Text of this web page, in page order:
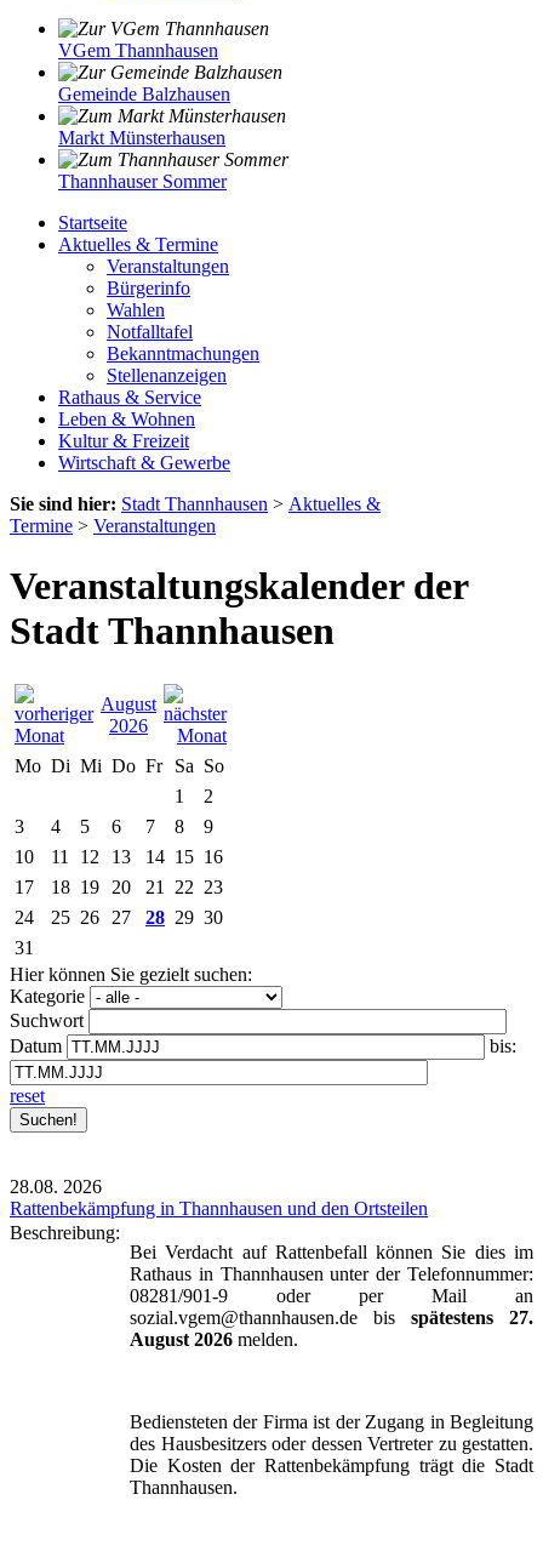
VGem Thannhausen
Gemeinde Balzhausen
Markt Münsterhausen
Thannhauser Sommer
Startseite
Aktuelles & Termine
Veranstaltungen
Bürgerinfo
Wahlen
Notfalltafel
Bekanntmachungen
Stellenanzeigen
Rathaus & Service
Leben & Wohnen
Kultur & Freizeit
Wirtschaft & Gewerbe
Sie sind hier: Stadt Thannhausen > Aktuelles &
Termine > Veranstaltungen
Veranstaltungskalender der
Stadt Thannhausen
August
2026
Mo Di Mi Do Fr Sa So
1
2
3
4 5 6 7 8
9
10
11 12 13 14 15 16
17
18 19 20 21 22 23
24
25 26 27 28 29 30
31
Hier können Sie gezielt suchen:
Kategorie
Suchwort
Datum
bis:
reset
28.08. 2026
Rattenbekämpfung in Thannhausen und den Ortsteilen
Beschreibung:
Bei Verdacht auf Rattenbefall können Sie dies im
Rathaus in Thannhausen unter der Telefonnummer:
08281/901-9 oder per Mail an
sozial.vgem@thannhausen.de bis spätestens 27.
August 2026 melden.
Bediensteten der Firma ist der Zugang in Begleitung
des Hausbesitzers oder dessen Vertreter zu gestatten.
Die Kosten der Rattenbekämpfung trägt die Stadt
Thannhausen.